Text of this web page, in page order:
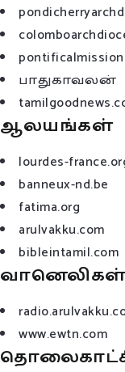
பாதுகாவலன்
ஆலயங்கள்
lourdes-
banneux-nd.be
fatima.org
arulvakku.com
bibleintamil.com
www.ewtn.com